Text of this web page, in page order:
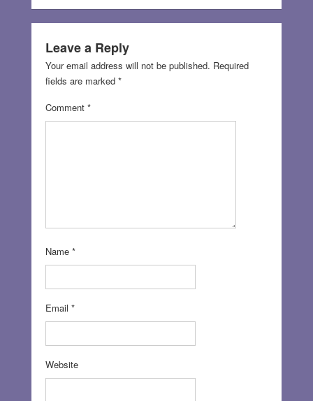
Leave a Reply
Your email address will not be published. Required
fields are marked *
Comment *
Name *
Email *
Website